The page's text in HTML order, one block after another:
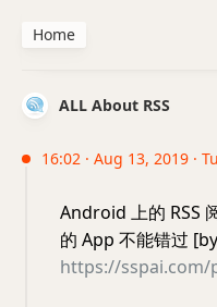
ALL About RSS
16:02 · Aug 13, 2019 ·
Android 上的 RSS
的 App 不能错过
https://sspai.com/
Home